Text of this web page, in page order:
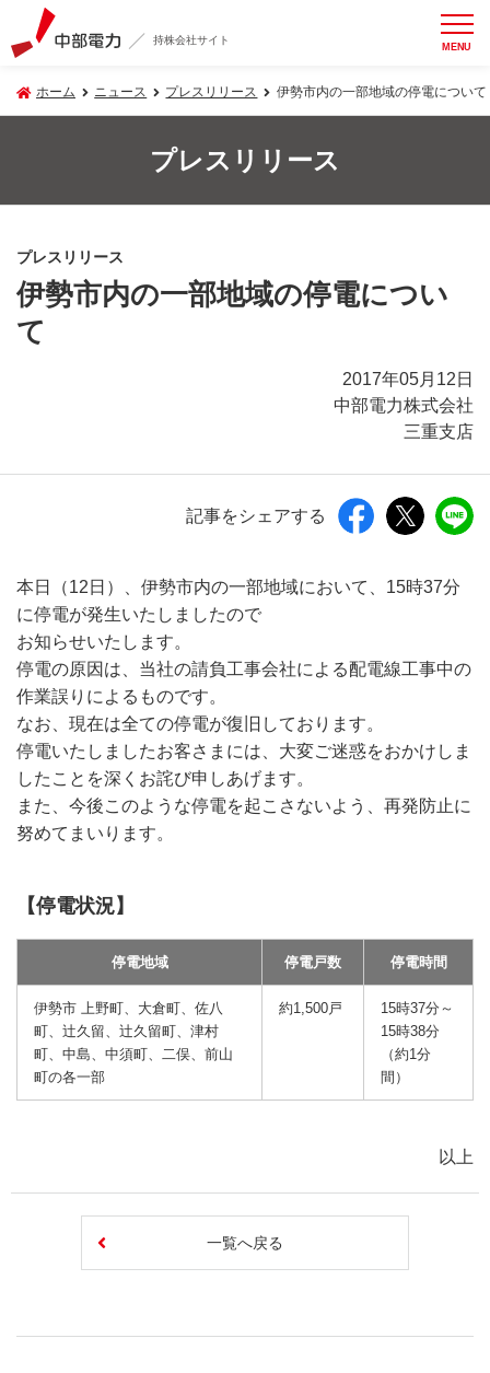
持株会社サイト MENU
ホーム ニュース プレスリリース 伊勢市内の一部地域の停電について
プレスリリース
プレスリリース
伊勢市内の一部地域の停電につい
て
2017年05月12日
中部電力株式会社
三重支店
記事をシェアする
本日（12日）、伊勢市内の一部地域において、15時37分
に停電が発生いたしましたので
お知らせいたします。
停電の原因は、当社の請負工事会社による配電線工事中の
作業誤りによるものです。
なお、現在は全ての停電が復旧しております。
停電いたしましたお客さまには、大変ご迷惑をおかけしま
したことを深くお詫び申しあげます。
また、今後このような停電を起こさないよう、再発防止に
努めてまいります。
【停電状況】
停電地域 停電戸数 停電時間
伊勢市 上野町、大倉町、佐八
町、辻久留、辻久留町、津村
町、中島、中須町、二俣、前山
町の各一部
約1,500戸
15時37分～
15時38分
（約1分
間）
以上
一覧へ戻る